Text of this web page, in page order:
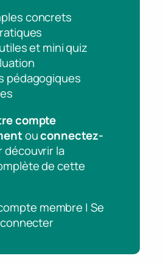
concrets
et mini quiz
pédagogiques
compte
ouconnectez-
la
de cette
membre | Se
connecter